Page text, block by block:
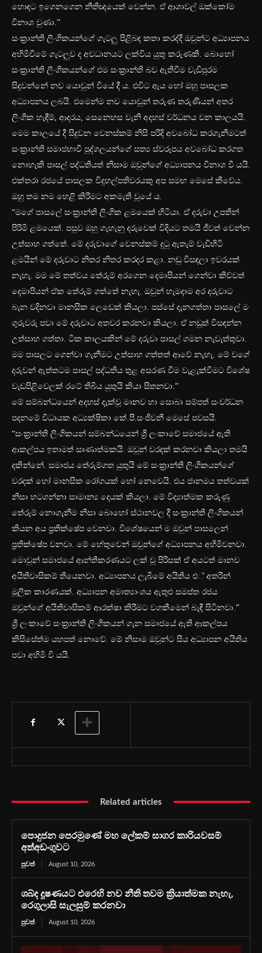
හොඳට ඉගෙනගෙන නීතිඥයෙක් වෙන්න. ඒ ආශාවල් ඔක්කෝම
විනාශ වුණා.”
සංක්‍රාන්ති ලිංගිකයන්ගේ ගැටලු පිළිබඳ කතා කරද්දී ඔවුන්ට අධ්‍යාපනය
අහිමිවීමේ ගැටලුව ද අවධානයට ලක්විය යුතු කරුණකි. බොහෝ
සංක්‍රාන්ති ලිංගිකයන්ගේ එම සංක්‍රාන්ති බව ඇතිවීම වැඩිපුරම
සිදුවන්නේ නව යොවුන් වියේ දී ය. එවිට ඇය හෝ ඔහු පාසලක
අධ්‍යාපනය ලබයි. එමෙන්ම නව යොවුන් තරුණ තරුණියන් අතර
ලිංගික හැඳීම්, ආදරය, සෙනෙහස වැනි අදහස් වර්ධනය වන කාලයයි.
මෙම කාලයේ දී සිදුවන වෙනස්කම් නිසි පරිදි අවබෝධ කරගැනීමටත්
සංක්‍රාන්ති සමාජභාවී පුද්ගලයන්ගේ සත්‍ය ස්වරූපය අවබෝධ කරගත
නොහැකි පාසල් පද්ධතියත් නිසාම ඔවුන්ගේ අධ්‍යාපනය විනාශ වී යයි.
එක්තරා රජයේ පාසලක විදුහල්පතිවරයකු අප සමඟ මෙසේ කීවේය.
ඔහු තම නම හෙළි කිරීමට අකමැති වූයේ ය.
“මගේ පාසලේ සංක්‍රාන්ති ලිංගික ළමයෙක් හිටියා. ඒ දරුවා උපතින්
පිරිමි ළමයෙක්. පසුව ඔහු ගැහැනු දරුවෙක් විදියට තමයි ජීවත් වෙන්න
උත්සාහ ගත්තේ. මේ දරුවාගේ වෙනස්කම් දුටු ඇතැම් වැඩිහිටි
ළමයින් මේ දරුවාට නිතර නිතර කරදර කළා. නඩු විසඳලා ඉවරයක්
නැහැ. මම මේ තත්වය තේරුම් අරගෙන දෙමාපියන් ගෙන්වා කිව්වත්
දෙමාපියන් ඒක තේරුම් ගත්තේ නැහැ. ඔවුන් හැමදාම අර දරුවාට
බැන වදිනවා මානසික ලෙඩෙක් කියලා. පස්සේ දැනගත්තා පාසලේ ම
ගුරුවරු පවා මේ දරුවාට අතවර කරනවා කියලා. ඒ නඩුත් විසඳන්න
උත්සාහ ගත්තා. ටික කාලයකින් මේ දරුවා පාසල් ගමන නැවැත්තුවා.
මම පාසලට ගෙන්වා ගැනීමට උත්සාහ ගත්තත් ආවේ නැහැ. මේ වගේ
දරුවන් ඇත්තටම පාසල් පද්ධතිය තුළ අසරණ වීම වැළැක්වීමට විශේෂ
වැඩපිළිවෙලක් රටේ තිබිය යුතුයි කියා සිතනවා.”
මේ සම්බන්ධයෙන් අදහස් දැක්වූ මානව හා සොබා සම්පත් සංවර්ධන
පදනමේ විධායක අධ්‍යක්ෂිකා කේ.පී.සංජීවනී මෙසේ පවසයි.
“සංක්‍රාන්ති ලිංගිකයන් සම්බන්ධයෙන් ශ්‍රී ලංකාවේ සමාජයේ ඇති
ආකල්පය ඉතාමත් සෘණාත්මකයි. ඔවුන් වරදක් කරනවා කියලා තමයි
දකින්නේ. සමාජය ‍තේරුම්ගත යුතුයි මේ සංක්‍රාන්ති ලිංගිකයන්ගේ
වරදක් හෝ මානසික රෝගයක් හෝ නෙවෙයි. එය ජානමය තත්වයක්
නිසා හටගන්නා සාමාන්‍ය දෙයක් කියලා. මේ විද්‍යාත්මක කරුණු
තේරුම් නොගැනීම නිසා බොහෝ ස්ථානවල දී සංක්‍රාන්ති ලිංගිකයන්
කියන අය ප්‍රතික්ෂේප වෙනවා. විශේෂයෙන් ම ඔවුන් පාසලෙන්
ප්‍රතික්ෂේප වනවා. මේ හේතුවෙන් ඔවුන්ගේ අධ්‍යාපනය අහිමිවනවා.
මොවුන් සමාජයේ ආන්තීකරණයට ලක් වූ පිරිසක් ඒ අයටත් මානව
අයිතිවාසිකම් තියෙනවා. අධ්‍යාපනය ලැබීමේ අයිතිය එ් අතරින්
මූලික කාරණයක්. අධ්‍යාපන අමාත්‍යාංශය ඇතුළු සමස්ත රජය
ඔවුන්ගේ අයිතිවාසිකම් ආරක්ෂා කිරීමට වගකීමෙන් බැඳී සිටිනවා.”
ශ්‍රී ලංකාවේ සංක්‍රාන්ති ලිංගිකයන් ගැන සමාජයේ ඇති ආකල්පය
කිසිසේත්ම යහපත් නොවේ. මේ නිසාම ඔවුන්ට සිය අධ්‍යාපන අයිතිය
පවා අහිමි වී යයි.
Related articles
පොදුජන පෙරමුණේ මහ ලේකම් සාගර කාරියවසම්
අත්අඩංගුවට
පුවත් August 10, 2026
ශබ්ද දූෂණයට එරෙහි නව නීති තවම ක්‍රියාත්මක නැහැ,
රෙගුලාසි සැලසුම් කරනවා
පුවත් August 10, 2026